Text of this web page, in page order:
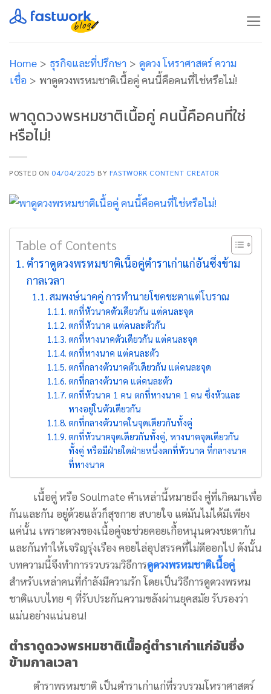
Skip
to
Home > ธุรกิจและที่ปรึกษา > ดูดวง โหราศาสตร์ ความ
เชื่อ > พาดูดวงพรหมชาติเนื้อคู่ คนนี้คือคนที่ใช่หรือไม่!
พาดูดวงพรหมชาติเนื้อคู่ คนนี้คือคนที่ใช่
หรือไม่!
POSTED ON 04/04/2025 BY FASTWORK CONTENT CREATOR
Table of Contents
ตำราดูดวงพรหมชาติเนื้อคู่ตำราเก่าแก่อันซึ่งข้าม
กาลเวลา
สมพงษ์นาคคู่ การทำนายโชคชะตาแต่โบราณ
ตกที่หัวนาคตัวเดียวกัน แต่คนละจุด
ตกที่หัวนาค แต่คนละตัวกัน
ตกที่หางนาคตัวเดียวกัน แต่คนละจุด
ตกที่หางนาค แต่คนละตัว
ตกที่กลางตัวนาคตัวเดียวกัน แต่คนละจุด
ตกที่กลางตัวนาค แต่คนละตัว
ตกที่หัวนาค 1 คน ตกที่หางนาค 1 คน ซึ่งหัวและ
หางอยู่ในตัวเดียวกัน
ตกที่กลางตัวนาคในจุดเดียวกันทั้งคู่
ตกที่หัวนาคจุดเดียวกันทั้งคู่, หางนาคจุดเดียวกัน
ทั้งคู่ หรือมีฝ่ายใดฝ่ายหนึ่งตกที่หัวนาค ที่กลางนาค
ที่หางนาค
เนื้อคู่ หรือ Soulmate คำเหล่านี้หมายถึง คู่ที่เกิดมาเพื่อ
กันและกัน อยู่ด้วยแล้วก็สุขกาย สบายใจ แต่มันไม่ได้มีเพียง
แค่นั้น เพราะดวงของเนื้อคู่จะช่วยคอยเกื้อหนุนดวงชะตากัน
และกันทำให้เจริญรุ่งเรือง คอยไล่อุปสรรคที่ไม่ดีออกไป ดังนั้น
บทความนี้จึงทำการรวบรวมวิธีการดูดวงพรหมชาติเนื้อคู่
สำหรับเหล่าคนที่กำลังมีความรัก โดยเป็นวิธีการดูดวงพรหม
ชาติแบบไทย ๆ ที่รับประกันความขลังผ่านยุคสมัย รับรองว่า
แม่นอย่างแน่นอน!
ตำราดูดวงพรหมชาติเนื้อคู่ตำราเก่าแก่อันซึ่ง
ข้ามกาลเวลา
ตำราพรหมชาติ เป็นตำราเก่าแก่ที่รวบรวมโหราศาสตร์